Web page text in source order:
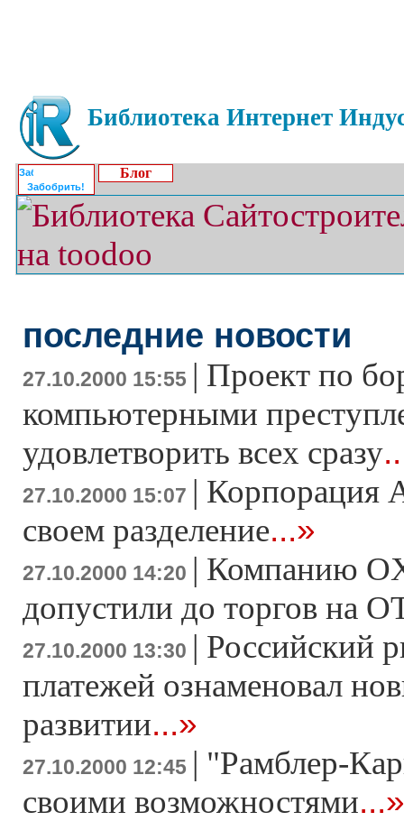
Библиотека Интернет
Забобрить!
Блог
последние новости
27.10.2000 15:55 | Проект по
компьютерными
удовлетворить всех сразу
27.10.2000 15:07 | Корпорация
своем разделение...»
27.10.2000 14:20 | Компанию
допустили до торгов на
27.10.2000 13:30 | Российский
платежей ознаменовал
развитии...»
27.10.2000 12:45 | "Рамблер-
своими возможностями...»